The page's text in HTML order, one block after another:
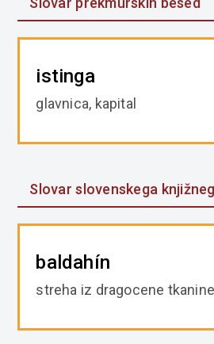
istinga
glavnica, kapital
Slovar slovenskega
baldahín
streha iz dragocene